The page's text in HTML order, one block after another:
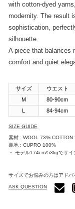
with cotton-dyed
modernity. The result
sophistication,
silhouette.
A piece that balances
comfort and quiet
サイズ ウエスト
M
80-90cm
84-94cm
SIZE GUIDE
素材 : WOOL 73%
裏地 : CUPRO 100%
・ モデル174cm/53kgでサイ
サイズでお悩みの方はアドバ
ASK QUESTION